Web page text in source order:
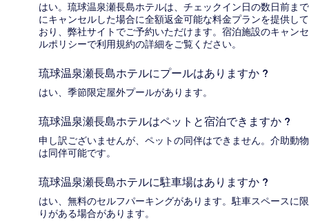
はい。琉球温泉瀬長島ホテルは、チェックイン日の数日前まで
にキャンセルした場合に全額返金可能な料金プランを提供して
おり、弊社サイトでご予約いただけます。宿泊施設のキャンセ
ルポリシーで利用規約の詳細をご覧ください。
琉球温泉瀬長島ホテルにプールはありますか ?
はい、季節限定屋外プールがあります。
琉球温泉瀬長島ホテルはペットと宿泊できますか ?
申し訳ございませんが、ペットの同伴はできません。介助動物
は同伴可能です。
琉球温泉瀬長島ホテルに駐車場はありますか ?
はい、無料のセルフパーキングがあります。駐車スペースに限
りがある場合があります。